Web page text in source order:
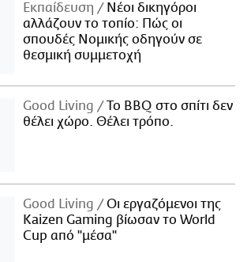
Εκπαίδευση
Νέοι δικηγόροι
αλλάζουν το τοπίο: Πώς οι
σπουδές Νομικής οδηγούν σε
θεσμική συμμετοχή
Good Living
Το BBQ στο σπίτι δεν
θέλει χώρο. Θέλει τρόπο.
Good Living
Οι εργαζόμενοι της
Kaizen Gaming βίωσαν το World
Cup από "μέσα"